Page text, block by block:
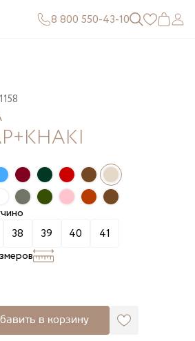
8 800 550-43-10
38 39 40
41
в корзину